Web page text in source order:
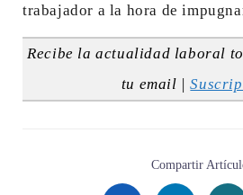
trabajador a la hora de
Recibe la actualidad laboral
tu email |
Compartir